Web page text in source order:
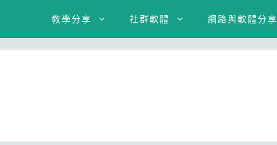
教學分享 社群軟體 網路與軟體分享